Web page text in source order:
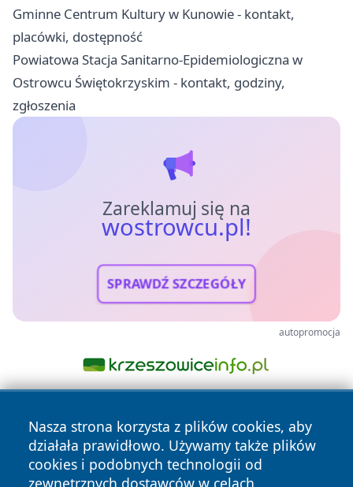
Gminne Centrum Kultury w Kunowie - kontakt,
placówki, dostępność
Powiatowa Stacja Sanitarno-Epidemiologiczna w
Ostrowcu Świętokrzyskim - kontakt, godziny,
zgłoszenia
Zareklamuj się na
wostrowcu.pl!
SPRAWDŹ SZCZEGÓŁY
autopromocja
Nasza strona korzysta z plików cookies, aby
działała prawidłowo. Używamy także plików
cookies i podobnych technologii od
zewnętrznych dostawców w celach